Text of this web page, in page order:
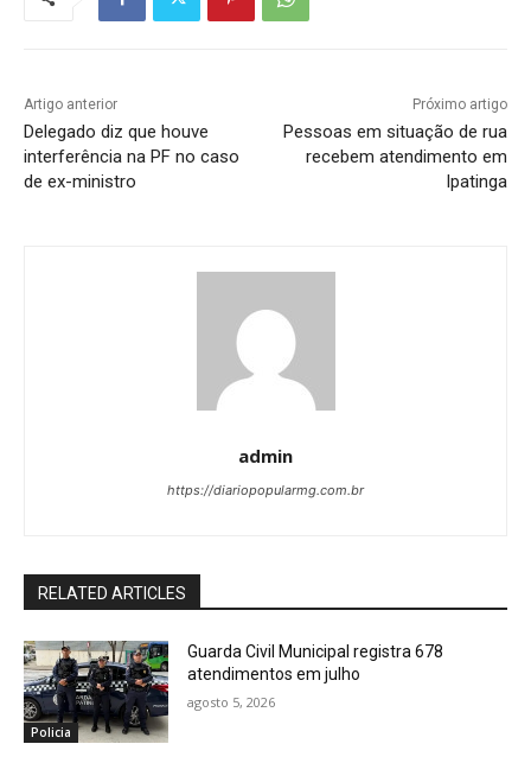
Artigo anterior
Delegado diz que houve
interferência na PF no caso
de ex-ministro
Próximo artigo
Pessoas em situação de rua
recebem atendimento em
Ipatinga
admin
https://diariopopularmg.com.br
RELATED ARTICLES
Policia
Guarda Civil Municipal registra 678
atendimentos em julho
agosto 5, 2026